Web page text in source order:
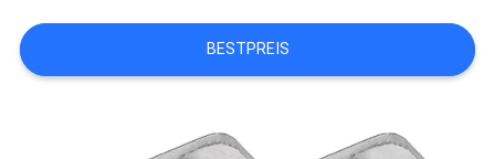
ANGEBOT
BESTPREIS